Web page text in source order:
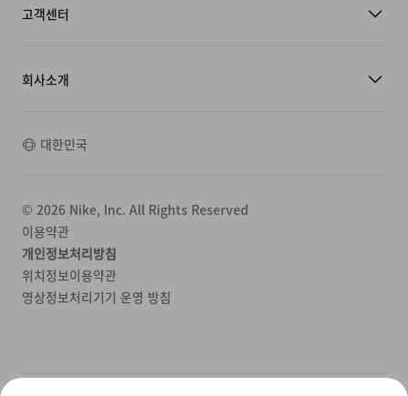
고객센터
회사소개
대한민국
© 2026 Nike, Inc. All Rights Reserved
이용약관
개인정보처리방침
위치정보이용약관
영상정보처리기기 운영 방침